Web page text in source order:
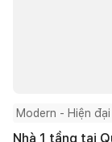
Modern - Hiện đại
Nhà 1 tầng tại